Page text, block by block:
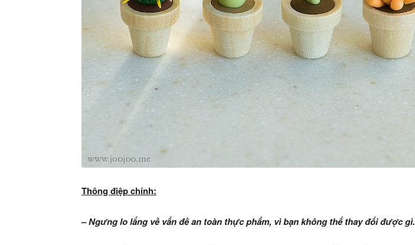
Thông điệp chính:
–Ngưng lo lắng về vấn đề an toàn thực phẩm, vì bạn không thể thay đổi được gì.